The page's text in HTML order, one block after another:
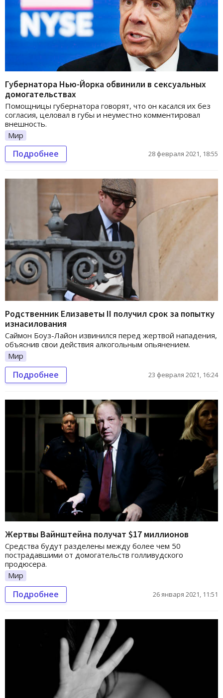
Губернатора Нью-Йорка обвинили в сексуальных
домогательствах
Помощницы губернатора говорят, что он касался их без
согласия, целовал в губы и неуместно комментировал
внешность.
Мир
Подробнее 28 февраля 2021, 18:55
Родственник Елизаветы II получил срок за попытку
изнасилования
Саймон Боуз-Лайон извинился перед жертвой нападения,
объяснив свои действия алкогольным опьянением.
Мир
Подробнее 23 февраля 2021, 16:24
Жертвы Вайнштейна получат $17 миллионов
Средства будут разделены между более чем 50
пострадавшими от домогательств голливудского
продюсера.
Мир
Подробнее 26 января 2021, 11:51